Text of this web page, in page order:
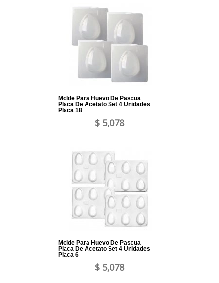
Molde Para Huevo De Pascua
Placa De Acetato Set 4 Unidades
Placa 18
$ 5,078
Molde Para Huevo De Pascua
Placa De Acetato Set 4 Unidades
Placa 6
$ 5,078